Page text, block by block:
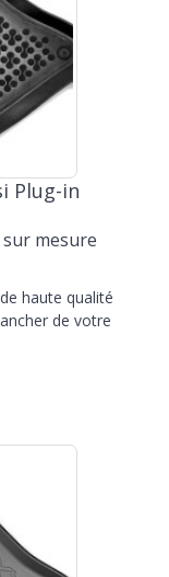
Plug-in
mesure
haute qualité
de votre